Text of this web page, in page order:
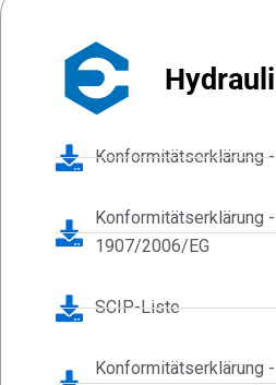
Konformitätserklärung
Konformitätserklärung -
1907/2006/EG
SCIP-Liste
Konformitätserklärung